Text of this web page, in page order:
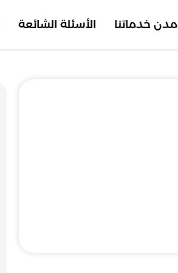
مدن خدماتنا الأسئلة الشائعة